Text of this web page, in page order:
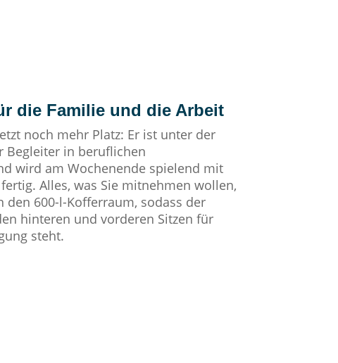
die Familie und die Arbeit
noch mehr Platz: Er ist unter der
Begleiter in beruflichen
wird am Wochenende spielend mit
Alles, was Sie mitnehmen wollen,
den 600-l-Kofferraum, sodass der
hinteren und vorderen Sitzen für
steht.